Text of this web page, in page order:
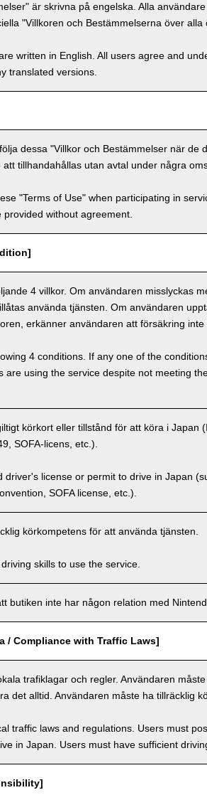
är skrivna på engelska. Alla
"Villkoren och Bestämmelserna över alla
written in English. All users agree and
translated versions.
dessa "Villkor och Bestämmelser när de
tillhandahållas utan avtal under några
"Terms of Use" when participating in
without agreement.
4 villkor. Om användaren misslyckas
använda tjänsten. Om användaren
erkänner användaren att försäkring inte
4 conditions. If any one of the
are using the service despite not meeting
körkort eller tillstånd för att köra i Japan
SOFA-licens, etc.).
driver's license or permit to drive in Japan
SOFA license, etc.).
körkompetens för att använda tjänsten.
skills to use the service.
butiken inte har någon relation med
/ Compliance with Traffic Laws]
trafiklagar och regler. Användaren
det alltid. Användaren måste ha tillräcklig
traffic laws and regulations. Users must
in Japan. Users must have sufficient